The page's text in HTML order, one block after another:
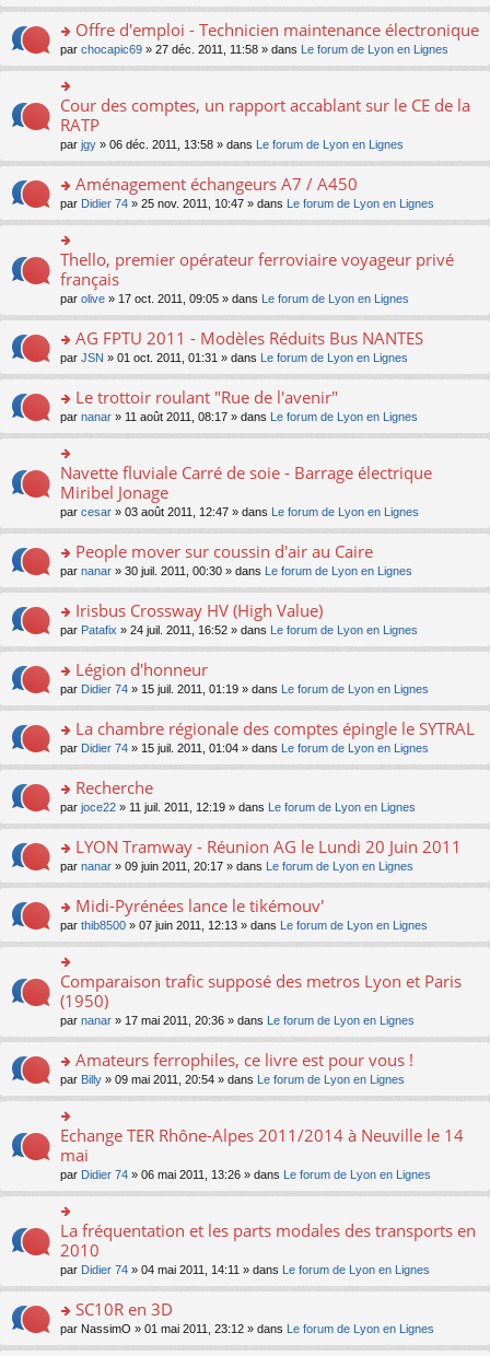
e
nt
u
ré
c
e
nt
le
pl
u
s
ré
c
e
nt
e
n
n
le
pl
u
s
e
nt
a
g
e
n
o
n
lu
le
pl
u
s
c
nt
le
m
e
s
g
e
n
o
lu
le
pl
u
ré
e
n
ult
er
le
m
e
s
a
e
n
o
n
lu
le
pl
u
s
ré
e
o
n
s
ult
er
le
m
e
s
a
e
o
n
pl
u
s
ré
e
Offre d'emploi - Technicien maintenance électronique
par chocapic69 » 27 déc. 2011, 11:58 » dans Le forum de Lyon en Lignes
o
n
ult
er
le
m
e
s
s
a
g
e
n
o
lu
le
pl
u
s
ré
c
e
nt
Cour des comptes, un rapport accablant sur le CE de la
RATP
par jgy » 06 déc. 2011, 13:58 » dans Le forum de Lyon en Lignes
o
n
s
ult
er
le
m
e
s
a
e
n
o
n
lu
le
pl
u
s
ré
e
Aménagement échangeurs A7 / A450
par Didier 74 » 25 nov. 2011, 10:47 » dans Le forum de Lyon en Lignes
o
n
ult
er
le
m
e
s
a
g
e
n
o
lu
le
pl
u
s
c
e
nt
Thello, premier opérateur ferroviaire voyageur privé
français
par olive » 17 oct. 2011, 09:05 » dans Le forum de Lyon en Lignes
o
n
ult
er
le
m
e
s
a
e
n
o
lu
le
pl
u
s
e
nt
AG FPTU 2011 - Modèles Réduits Bus NANTES
par JSN » 01 oct. 2011, 01:31 » dans Le forum de Lyon en Lignes
o
n
s
ult
er
le
m
e
s
a
e
n
o
lu
le
pl
u
s
e
nt
Le trottoir roulant "Rue de l'avenir"
par nanar » 11 août 2011, 08:17 » dans Le forum de Lyon en Lignes
o
n
ult
er
le
m
e
s
a
g
e
n
lu
le
pl
u
ré
c
e
nt
Navette fluviale Carré de soie - Barrage électrique
Miribel Jonage
par cesar » 03 août 2011, 12:47 » dans Le forum de Lyon en Lignes
o
n
ult
er
le
m
e
a
g
e
n
n
le
pl
u
ré
c
e
nt
People mover sur coussin d'air au Caire
par nanar » 30 juil. 2011, 00:30 » dans Le forum de Lyon en Lignes
o
n
ult
er
le
m
e
a
g
e
n
n
le
pl
u
s
ré
c
e
nt
Irisbus Crossway HV (High Value)
par Patafix » 24 juil. 2011, 16:52 » dans Le forum de Lyon en Lignes
o
n
ult
er
le
m
e
a
g
e
n
n
le
pl
u
s
e
nt
Légion d'honneur
par Didier 74 » 15 juil. 2011, 01:19 » dans Le forum de Lyon en Lignes
o
n
ult
er
le
m
e
a
g
e
n
o
n
lu
le
pl
u
s
c
nt
La chambre régionale des comptes épingle le SYTRAL
par Didier 74 » 15 juil. 2011, 01:04 » dans Le forum de Lyon en Lignes
o
n
ult
er
le
m
e
s
g
e
n
o
lu
le
pl
u
s
ré
e
Recherche
par joce22 » 11 juil. 2011, 12:19 » dans Le forum de Lyon en Lignes
o
n
ult
er
le
m
e
s
a
e
n
o
n
lu
le
pl
u
s
ré
c
e
nt
LYON Tramway - Réunion AG le Lundi 20 Juin 2011
par nanar » 09 juin 2011, 20:17 » dans Le forum de Lyon en Lignes
o
n
s
ult
er
le
m
e
s
a
e
n
o
n
le
u
s
ré
c
nt
Midi-Pyrénées lance le tikémouv'
par thib8500 » 07 juin 2011, 12:13 » dans Le forum de Lyon en Lignes
o
n
s
ult
er
le
m
e
s
s
a
g
e
n
o
n
lu
le
pl
u
s
ré
Comparaison trafic supposé des metros Lyon et Paris
(1950)
par nanar » 17 mai 2011, 20:36 » dans Le forum de Lyon en Lignes
o
n
s
ult
er
le
m
e
s
s
a
g
e
n
o
n
Amateurs ferrophiles, ce livre est pour vous !
par Billy » 09 mai 2011, 20:54 » dans Le forum de Lyon en Lignes
o
n
ult
er
le
m
e
s
g
e
n
Echange TER Rhône-Alpes 2011/2014 à Neuville le 14
mai
par Didier 74 » 06 mai 2011, 13:26 » dans Le forum de Lyon en Lignes
n
ult
er
le
m
e
La fréquentation et les parts modales des transports en
2010
par Didier 74 » 04 mai 2011, 14:11 » dans Le forum de Lyon en Lignes
o
n
SC10R en 3D
par NassimO » 01 mai 2011, 23:12 » dans Le forum de Lyon en Lignes